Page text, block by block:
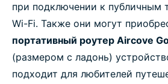
при подключении к публичным
Wi-Fi. Также они могут
портативный роутер Aircove
(размером с ладонь)
подходит для любителей